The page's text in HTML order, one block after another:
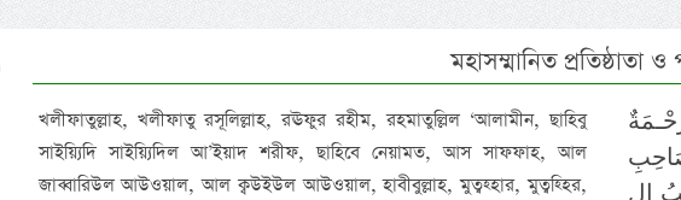
মহাসম্মানিত প্রতিষ্ঠাতা
খলীফাতুল্লাহ, খলীফাতু রসূলিল্লাহ, রঊফুর রহীম, রহমাতুল্লিল ‘আলামীন, ছাহিবু
সাইয়্যিদি সাইয়্যিদিল আ’ইয়াদ শরীফ, ছাহিবে নেয়ামত, আস সাফফাহ, আল
জাব্বারিউল আউওয়াল, আল ক্বউইউল আউওয়াল, হাবীবুল্লাহ, মুত্বহ্হার, মুত্বহ্হির,
ال